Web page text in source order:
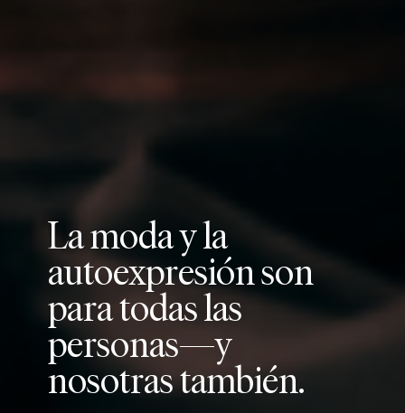
Lamodayla
autoexpresiónson
paratodaslas
personas—y
nosotrastambién.